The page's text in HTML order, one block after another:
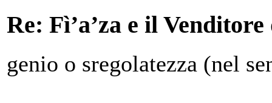
Re: Fì’a’za e il
genio o sregolatezza (nel